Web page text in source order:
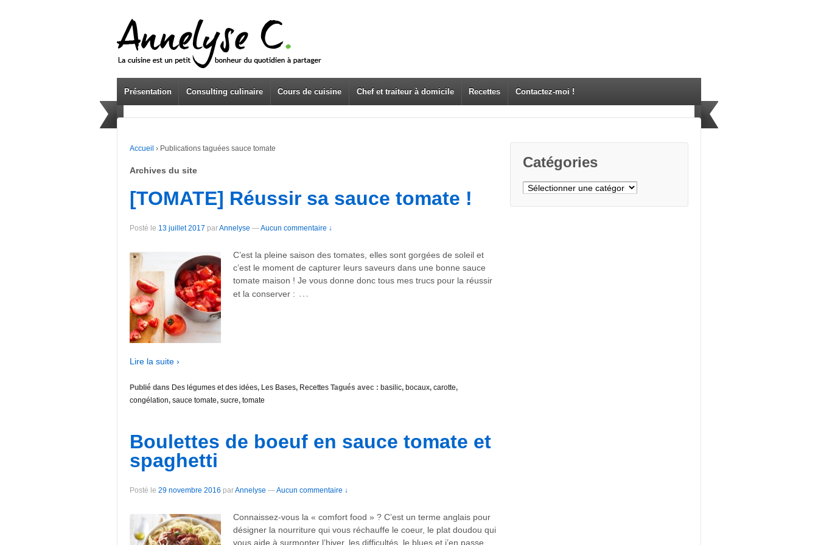
Présentation Consulting culinaire Cours de cuisine Chef et traiteur à domicile Recettes Contactez-moi !
Accueil › Publications taguées sauce tomate
Archives du site
[TOMATE] Réussir sa sauce tomate !
Posté le 13 juillet 2017 parAnnelyse —Aucun commentaire ↓
C’est la pleine saison des tomates, elles sont gorgées de soleil et
c’est le moment de capturer leurs saveurs dans une bonne sauce
tomate maison ! Je vous donne donc tous mes trucs pour la réussir
et la conserver : …
Lire la suite ›
Publié dans Des légumes et des idées, Les Bases, Recettes Tagués avec : basilic, bocaux, carotte,
congélation, sauce tomate, sucre, tomate
Boulettes de boeuf en sauce tomate et
spaghetti
Posté le 29 novembre 2016 parAnnelyse —Aucun commentaire ↓
Connaissez-vous la « comfort food » ? C’est un terme anglais pour
désigner la nourriture qui vous réchauffe le coeur, le plat doudou qui
vous aide à surmonter l’hiver, les difficultés, le blues et j’en passe.
Catégories
Catégories